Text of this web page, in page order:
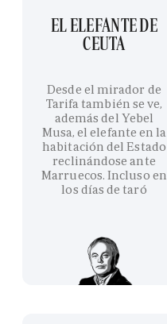
EL ELEFANTE DE
CEUTA
Desde el mirador de
Tarifa también se ve,
además del Yebel
Musa, el elefante en la
habitación del Estado
reclinándose ante
Marruecos. Incluso en
los días de taró